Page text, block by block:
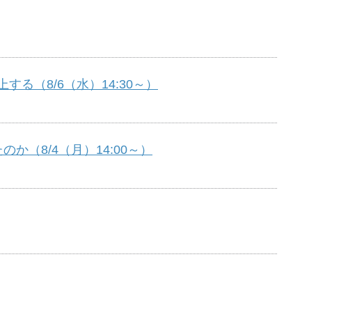
る（8/6（水）14:30～）
か（8/4（月）14:00～）